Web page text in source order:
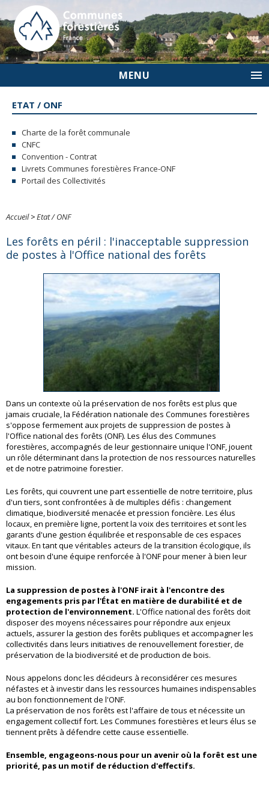
MENU
ETAT / ONF
Charte de la forêt communale
CNFC
Convention - Contrat
Livrets Communes forestières France-ONF
Portail des Collectivités
Accueil>Etat / ONF
Les forêts en péril : l'inacceptable suppression
de postes à l'Office national des forêts
Dans un contexte où la préservation de nos forêts est plus que
jamais cruciale, la Fédération nationale des Communes forestières
s'oppose fermement aux projets de suppression de postes à
l'Office national des forêts (ONF). Les élus des Communes
forestières, accompagnés de leur gestionnaire unique l'ONF, jouent
un rôle déterminant dans la protection de nos ressources naturelles
et de notre patrimoine forestier.
Les forêts, qui couvrent une part essentielle de notre territoire, plus
d'un tiers, sont confrontées à de multiples défis : changement
climatique, biodiversité menacée et pression foncière. Les élus
locaux, en première ligne, portent la voix des territoires et sont les
garants d'une gestion équilibrée et responsable de ces espaces
vitaux. En tant que véritables acteurs de la transition écologique, ils
ont besoin d'une équipe renforcée à l'ONF pour mener à bien leur
mission.
La suppression de postes à l'ONF irait à l'encontre des
engagements pris par l'État en matière de durabilité et de
protection de l'environnement. L'Office national des forêts doit
disposer des moyens nécessaires pour répondre aux enjeux
actuels, assurer la gestion des forêts publiques et accompagner les
collectivités dans leurs initiatives de renouvellement forestier, de
préservation de la biodiversité et de production de bois.
Nous appelons donc les décideurs à reconsidérer ces mesures
néfastes et à investir dans les ressources humaines indispensables
au bon fonctionnement de l'ONF.
La préservation de nos forêts est l'affaire de tous et nécessite un
engagement collectif fort. Les Communes forestières et leurs élus se
tiennent prêts à défendre cette cause essentielle.
Ensemble, engageons-nous pour un avenir où la forêt est une
priorité, pas un motif de réduction d'effectifs.